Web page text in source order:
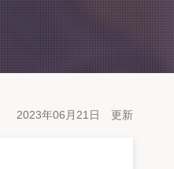
2023年06月21日 更新